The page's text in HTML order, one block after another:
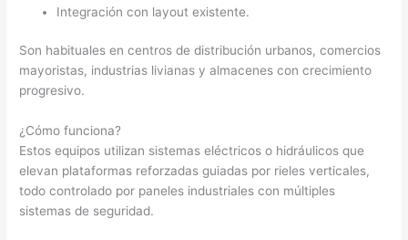
Integración con layout existente.
Son habituales en centros de distribución urbanos, comercios
mayoristas, industrias livianas y almacenes con crecimiento
progresivo.
¿Cómo funciona?
Estos equipos utilizan sistemas eléctricos o hidráulicos que
elevan plataformas reforzadas guiadas por rieles verticales,
todo controlado por paneles industriales con múltiples
sistemas de seguridad.